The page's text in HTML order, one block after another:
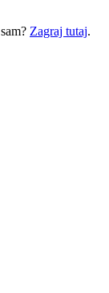
Zagraj tutaj.